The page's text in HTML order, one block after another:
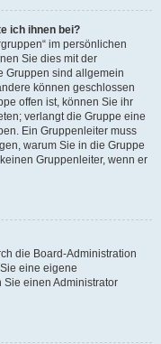
ich ihnen bei?
im persönlichen
Sie dies mit der
Gruppen sind allgemein
können geschlossen
offen ist, können Sie ihr
verlangt die Gruppe eine
Ein Gruppenleiter muss
warum Sie in die Gruppe
Gruppenleiter, wenn er
die Board-Administration
eine eigene
Sie einen Administrator